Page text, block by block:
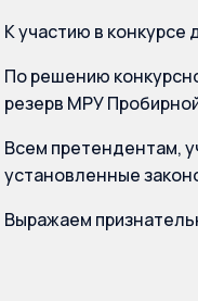
К участию в конкурсе
По решению
резерв МРУ
Всем претендентам,
установленные
Выражаем